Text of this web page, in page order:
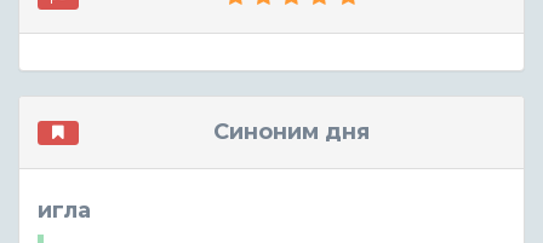
Синоним дня
игла